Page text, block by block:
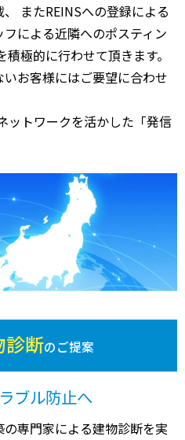
またREINSへの登録による
による近隣へのポスティン
極的に行わせて頂きます。
お客様にはご要望に合わせ
ットワークを活かした「発信
診断のご提案
ブル防止へ
専門家による建物診断を実